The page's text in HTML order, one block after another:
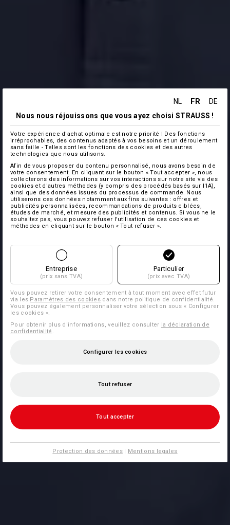
NL FR
DE
Nous nous réjouissons que vous ayez choisi STRAUSS !
Votre expérience d'achat optimale est notre priorité ! Des fonctions
irréprochables, des contenus adaptés à vos besoins et un déroulement
sans faille - Telles sont les fonctions des cookies et des autres
technologies que nous utilisons.
Afin de vous proposer du contenu personnalisé, nous avons besoin de
votre consentement. En cliquant sur le bouton « Tout accepter », nous
collecterons des informations sur vos interactions sur notre site via des
cookies et d'autres méthodes (y compris des procédés basés sur l'IA),
ainsi que des données issues du processus de commande. Nous
utiliserons ces données notamment aux fins suivantes : offres et
publicités personnalisées, recommandations de produits ciblées,
études de marché, et mesure des publicités et contenus. Si vous ne le
souhaitez pas, vous pouvez refuser l'utilisation de ces cookies et
méthodes en cliquant sur le bouton « Tout refuser ».
Entreprise
(prix sans TVA)
Particulier
(prix avec TVA)
Vous pouvez retirer votre consentement à tout moment avec effet futur
via les Paramètres des cookies dans notre politique de confidentialité.
Vous pouvez également personnaliser votre sélection sous « Configurer
les cookies ».
Pour obtenir plus d'informations, veuillez consulter la déclaration de
confidentialité
Configurer les cookies
Tout refuser
Tout accepter
Protection des données| Mentions legales